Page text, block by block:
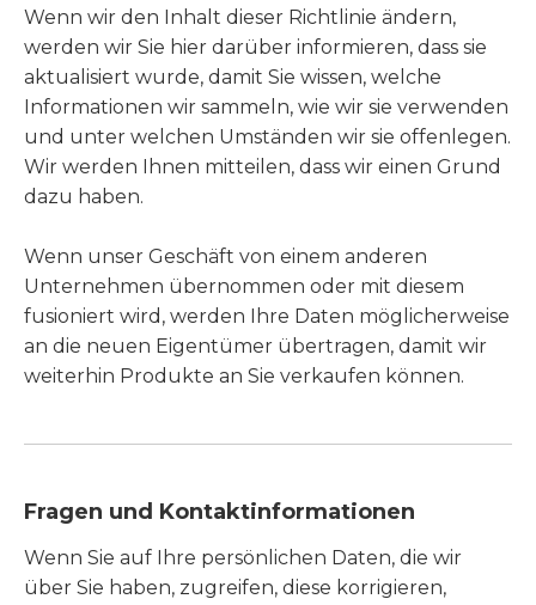
Wenn wir den Inhalt dieser Richtlinie ändern,
werden wir Sie hier darüber informieren, dass sie
aktualisiert wurde, damit Sie wissen, welche
Informationen wir sammeln, wie wir sie verwenden
und unter welchen Umständen wir sie offenlegen.
Wir werden Ihnen mitteilen, dass wir einen Grund
dazu haben.
Wenn unser Geschäft von einem anderen
Unternehmen übernommen oder mit diesem
fusioniert wird, werden Ihre Daten möglicherweise
an die neuen Eigentümer übertragen, damit wir
weiterhin Produkte an Sie verkaufen können.
Fragen und Kontaktinformationen
Wenn Sie auf Ihre persönlichen Daten, die wir
über Sie haben, zugreifen, diese korrigieren,